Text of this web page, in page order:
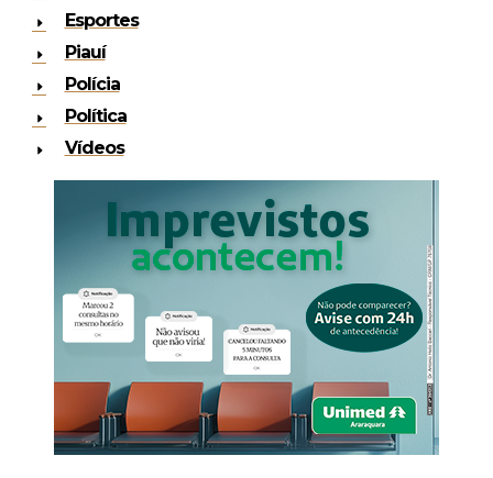
Esportes
Piauí
Polícia
Política
Vídeos